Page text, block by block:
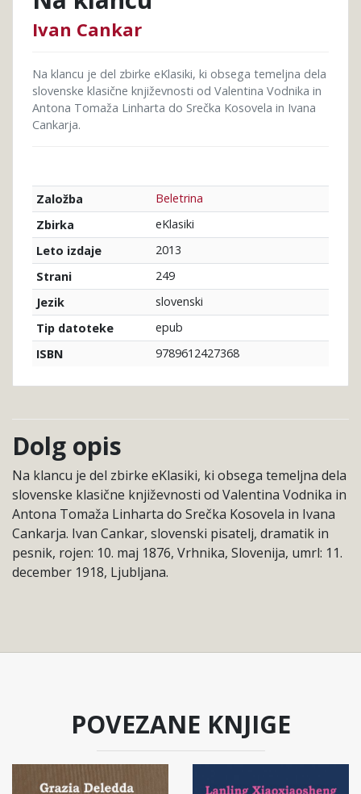
Ivan Cankar
Na klancu je del zbirke eKlasiki, ki obsega temeljna dela
slovenske klasične književnosti od Valentina Vodnika in
Antona Tomaža Linharta do Srečka Kosovela in Ivana
Cankarja.
Založba
Beletrina
Zbirka
eKlasiki
Leto izdaje
2013
Strani
249
Jezik
slovenski
Tip datoteke
epub
ISBN
9789612427368
Dolg opis
Na klancu je del zbirke eKlasiki, ki obsega temeljna dela
slovenske klasične književnosti od Valentina Vodnika in
Antona Tomaža Linharta do Srečka Kosovela in Ivana
Cankarja. Ivan Cankar, slovenski pisatelj, dramatik in
pesnik, rojen: 10. maj 1876, Vrhnika, Slovenija, umrl: 11.
december 1918, Ljubljana.
POVEZANE KNJIGE